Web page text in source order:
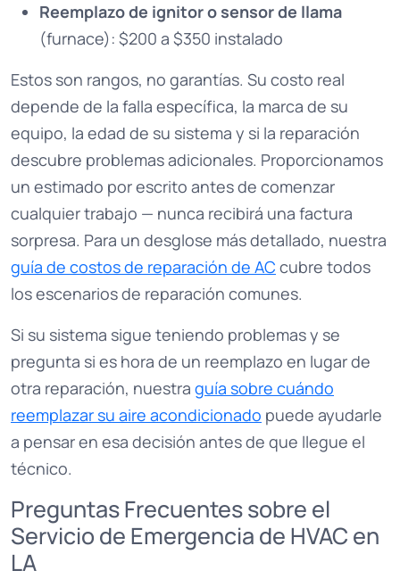
Reemplazo de ignitor o sensor de llama
(furnace): $200 a $350 instalado
Estos son rangos, no garantías. Su costo real
depende de la falla específica, la marca de su
equipo, la edad de su sistema y si la reparación
descubre problemas adicionales. Proporcionamos
un estimado por escrito antes de comenzar
cualquier trabajo — nunca recibirá una factura
sorpresa. Para un desglose más detallado, nuestra
guía de costos de reparación de AC cubre todos
los escenarios de reparación comunes.
Si su sistema sigue teniendo problemas y se
pregunta si es hora de un reemplazo en lugar de
otra reparación, nuestra guía sobre cuándo
reemplazar su aire acondicionado puede ayudarle
a pensar en esa decisión antes de que llegue el
técnico.
Preguntas Frecuentes sobre el
Servicio de Emergencia de HVAC en
LA